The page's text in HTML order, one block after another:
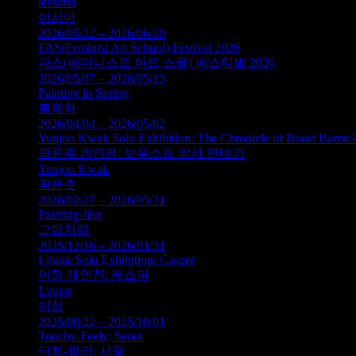
이시마
2026/05/22 – 2026/06/20
FAS(Feminist Art School) Festival 2026
파스(페미니스트 아트 스쿨) 페스티벌 2026
2026/05/07 – 2026/05/13
Painting in Spring
봄회화
2026/04/04 – 2026/05/02
Yunjoo Kwak Solo Exhibition: The Chronicle of Boost
곽윤주 개인전: 보우스트 막사 연대기
Yunjoo Kwak
곽윤주
2026/02/27 – 2026/03/31
Painting-like
그림처럼
2025/12/16 – 2026/01/31
Lijung Solo Exhibition: Casper
이정 개인전: 캐스퍼
Lijung
이정
2025/08/22 – 2025/10/01
Touchy-Feely: Seoul
터치-필리: 서울